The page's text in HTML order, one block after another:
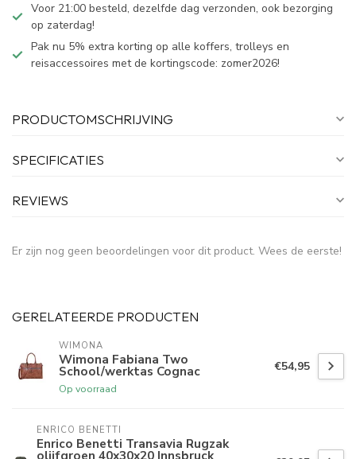
Voor 21:00 besteld, dezelfde dag verzonden, ook bezorging
op zaterdag!
Pak nu 5% extra korting op alle koffers, trolleys en
reisaccessoires met de kortingscode: zomer2026!
PRODUCTOMSCHRIJVING
SPECIFICATIES
REVIEWS
Er zijn nog geen beoordelingen voor dit product. Wees de eerste!
GERELATEERDE PRODUCTEN
WIMONA
Wimona Fabiana Two
School/werktas Cognac
Op voorraad
€54,95
ENRICO BENETTI
Enrico Benetti Transavia Rugzak
olijfgroen 40x30x20 Innsbruck